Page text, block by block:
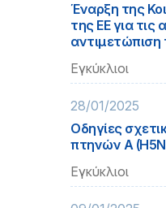
Έναρξη της
της ΕΕ για τις
αντιμετώπιση
Εγκύκλιοι
28/01/2025
Οδηγίες
πτηνών Α
Εγκύκλιοι